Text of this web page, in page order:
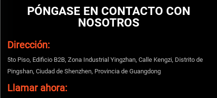
PÓNGASE EN CONTACTO CON
NOSOTROS
Dirección:
5to Piso, Edificio B2B, Zona Industrial Yingzhan, Calle Kengzi, Distrito de
Pingshan, Ciudad de Shenzhen, Provincia de Guangdong
Llamar ahora: